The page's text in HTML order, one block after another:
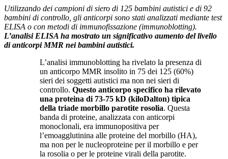
Utilizzando dei campioni di siero di 125 bambini autistici e di 92
bambini di controllo, gli anticorpi sono stati analizzati mediante test
ELISA o con metodi di immunofissazione (immunoblotting).
L’analisi ELISA ha mostrato un significativo aumento del livello
di anticorpi MMR nei bambini autistici.
L’analisi immunoblotting ha rivelato la presenza di
un anticorpo MMR insolito in 75 dei 125 (60%)
sieri dei soggetti autistici ma non nei sieri di
controllo. Questo anticorpo specifico ha rilevato
una proteina di 73-75 kD (kiloDalton) tipica
della triade morbillo parotite rosolia. Questa
banda di proteine, analizzata con anticorpi
monoclonali, era immunopositiva per
l’emoagglutinina alle proteine del morbillo (HA),
ma non per le nucleoproteine per il morbillo e per
la rosolia o per le proteine virali della parotite.